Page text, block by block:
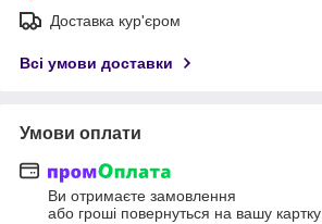
Доставка кур'єром
Всі умови доставки
Умови оплати
Ви отримаєте замовлення
або гроші повернуться на вашу картку